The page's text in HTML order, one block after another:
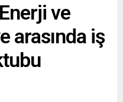
ve
arasında iş